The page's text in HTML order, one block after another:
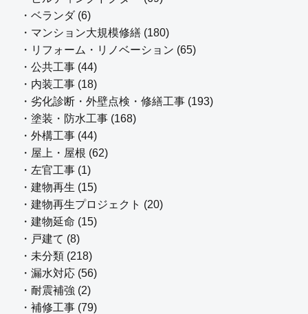
・ベランダ (6)
・マンション大規模修繕 (180)
・リフォーム・リノベーション (65)
・公共工事 (44)
・内装工事 (18)
・劣化診断・外壁点検・修繕工事 (193)
・塗装・防水工事 (168)
・外構工事 (44)
・屋上・屋根 (62)
・左官工事 (1)
・建物再生 (15)
・建物再生プロジェクト (20)
・建物延命 (15)
・戸建て (8)
・未分類 (218)
・漏水対応 (56)
・耐震補強 (2)
・補修工事 (79)